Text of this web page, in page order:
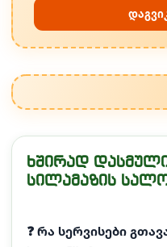
ხშირად
სილამაზის
❓ რა სერვისები